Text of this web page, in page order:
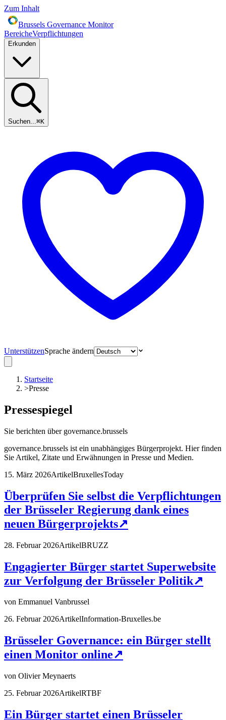
Zum Inhalt
Brussels Governance Monitor
BereicheVerpflichtungen
Erkunden
Suchen...⌘K
UnterstützenSprache ändern
Startseite
>Presse
Pressespiegel
Sie berichten über governance.brussels
governance.brussels ist ein unabhängiges Bürgerprojekt. Hier finden
Sie Artikel, Zitate und Erwähnungen in Presse und Medien.
15. März 2026ArtikelBruxellesToday
Überprüfen Sie selbst die Verpflichtungen
der Brüsseler Regierung dank eines
neuen Bürgerprojekts↗
28. Februar 2026ArtikelBRUZZ
Engagierter Bürger startet Superwebsite
zur Verfolgung der Brüsseler Politik↗
von Emmanuel Vanbrussel
26. Februar 2026ArtikelInformation-Bruxelles.be
Brüsseler Governance: ein Bürger stellt
einen Monitor online↗
von Olivier Meynaerts
25. Februar 2026ArtikelRTBF
Ein Bürger startet einen Brüsseler